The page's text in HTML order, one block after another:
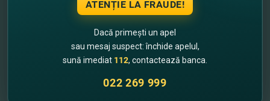
ATENȚIE LA FRAUDE!
Dacă primești un apel
sau mesaj suspect: închide apelul,
sună imediat 112, contactează banca.
022 269 999